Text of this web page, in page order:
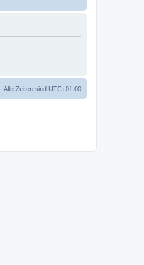
Alle Zeiten sind UTC+01:00